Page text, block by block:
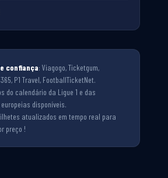
confiança: Viagogo, Ticketgum,
P1 Travel, FootballTicketNet.
do calendário da Ligue 1 e das
disponíveis.
atualizados em tempo real para
preço !